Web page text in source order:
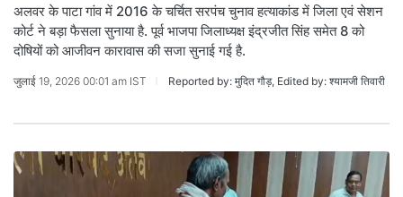
अलवर के पाटा गांव में 2016 के चर्चित सरपंच चुनाव हत्याकांड में जिला एवं सेशन
कोर्ट ने बड़ा फैसला सुनाया है. पूर्व भाजपा जिलाध्यक्ष इंद्रजीत सिंह समेत 8 को
दोषियों को आजीवन कारावास की सजा सुनाई गई है.
जुलाई 19, 2026 00:01 am IST Reported by: मुदित गौड़, Edited by: श्यामजी तिवारी